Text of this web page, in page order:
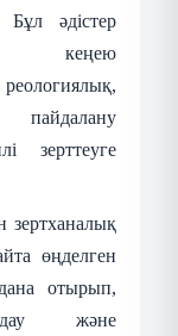
Бұл әдістер
кеңею
реологиялық,
зерттеуге
зертханалық
өңделген
отырып,
және